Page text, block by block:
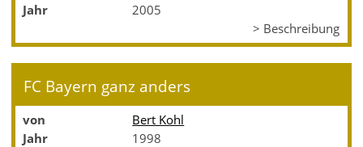
Jahr
2005
> Beschreibung
FC Bayern ganz anders
von
Bert Kohl
Jahr
1998